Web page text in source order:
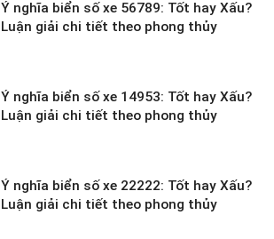
Ý nghĩa biển số xe 56789: Tốt hay Xấu?
Luận giải chi tiết theo phong thủy
Ý nghĩa biển số xe 14953: Tốt hay Xấu?
Luận giải chi tiết theo phong thủy
Ý nghĩa biển số xe 22222: Tốt hay Xấu?
Luận giải chi tiết theo phong thủy